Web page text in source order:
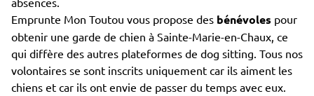
Emprunte Mon Toutou vous propose des bénévoles pour
obtenir une garde de chien à Sainte-Marie-en-Chaux, ce
qui diffère des autres plateformes de dog sitting. Tous nos
volontaires se sont inscrits uniquement car ils aiment les
chiens et car ils ont envie de passer du temps avec eux.